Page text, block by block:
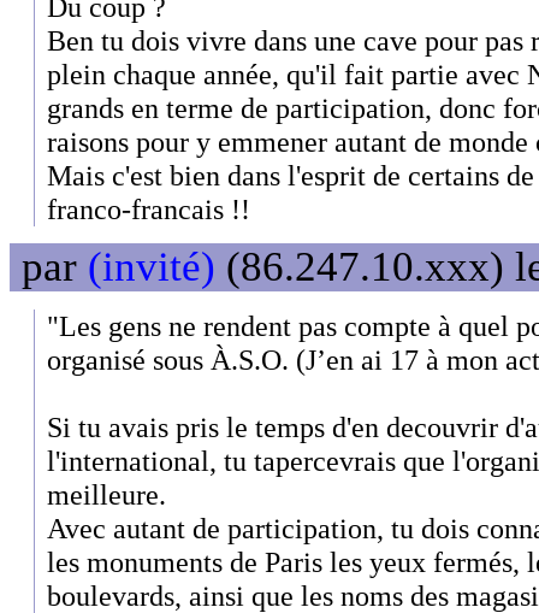
Du coup ?
Ben tu dois vivre dans une cave pour pas
plein chaque année, qu'il fait partie avec
grands en terme de participation, donc
raisons pour y emmener autant de monde
Mais c'est bien dans l'esprit de certains
franco-francais !!
par (invité) (86.247.10.xxx)
"Les gens ne rendent pas compte à quel
organisé sous À.S.O. (J’en ai 17 à mon
Si tu avais pris le temps d'en decouvrir
l'international, tu tapercevrais que
meilleure.
Avec autant de participation, tu dois
les monuments de Paris les yeux fermés,
boulevards, ainsi que les noms des